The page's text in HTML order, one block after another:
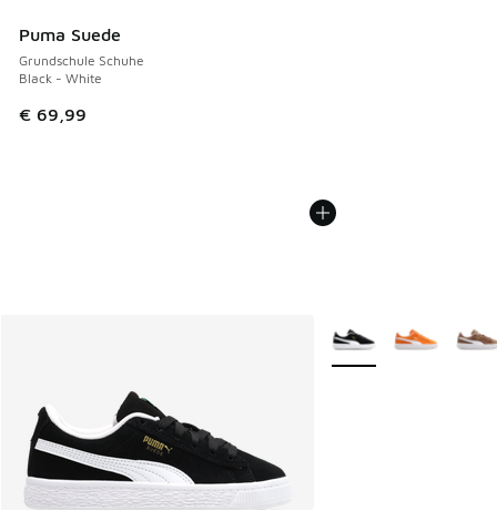
Puma Suede
Grundschule Schuhe
Black - White
€ 69,99
Weitere Farben